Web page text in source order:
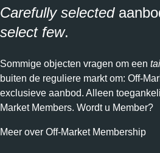
Carefully selected
select few.
Sommige objecten vragen om een
buiten de reguliere markt om: Off-
exclusieve aanbod. Alleen
Market Members. Wordt u Member?
Meer over Off-Market Membership